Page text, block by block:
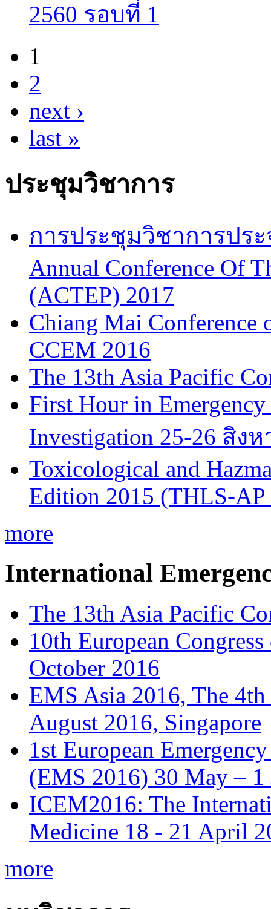
2560 รอบที่ 1
Pages
1
2
next ›
last »
ประชุมวิชาการ
การประชุมวิชาการปร
Annual Conference Of
(ACTEP) 2017
Chiang Mai Conference
CCEM 2016
The 13th Asia Pacific
First Hour in
Investigation 25-26 สิง
Toxicological and
Edition 2015 (THLS-AP
more
International
The 13th Asia Pacific
10th European
October 2016
EMS Asia 2016, The
August 2016, Singapore
1st European
(EMS 2016) 30 May – 1
ICEM2016: The
Medicine 18 - 21 April
more